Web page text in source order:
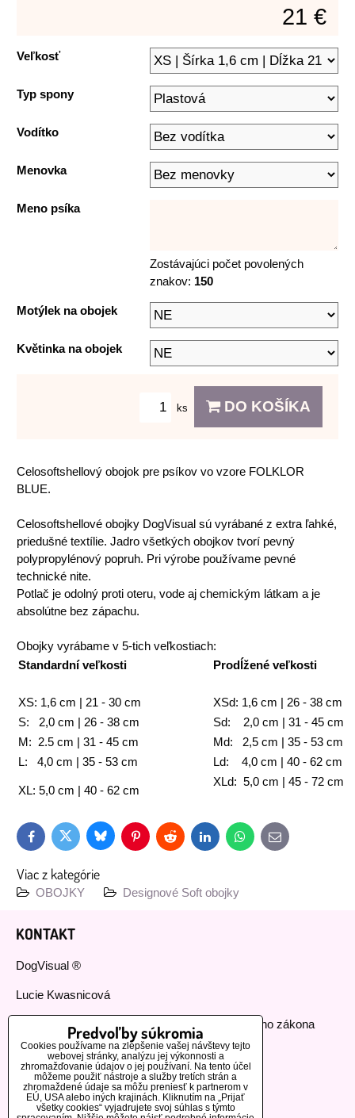
21 €
Veľkosť
Typ spony
Vodítko
Menovka
Meno psíka
Zostávajúci počet povolených
znakov: 150
Motýlek na obojek
Květinka na obojek
ks DO KOŠÍKA
Celosoftshellový obojok pre psíkov vo vzore FOLKLOR
BLUE.
Celosoftshellové obojky DogVisual sú vyrábané z extra ľahké,
priedušné textílie. Jadro všetkých obojkov tvorí pevný
polypropylénový popruh. Pri výrobe používame pevné
technické nite.
Potlač je odolný proti oteru, vode aj chemickým látkam a je
absolútne bez zápachu.
Obojky vyrábame v 5-tich veľkostiach:
Standardní veľkosti
Prodĺžené veľkosti
XS: 1,6 cm | 21 - 30 cm
XSd: 1,6 cm | 26 - 38 cm
S: 2,0 cm | 26 - 38 cm
Sd: 2,0 cm | 31 - 45 cm
M: 2.5 cm | 31 - 45 cm
Md: 2,5 cm | 35 - 53 cm
L: 4,0 cm | 35 - 53 cm
Ld: 4,0 cm | 40 - 62 cm
XL: 5,0 cm | 40 - 62 cm
XLd: 5,0 cm | 45 - 72 cm
FacebookTwitter BlueskyPinterestReddit LinkedInWhatsApp
E-
mail
Viac z kategórie
OBOJKY Designové Soft obojky
KONTAKT
DogVisual ®
Lucie Kwasnicová
Fyzická osoba podnikajúca podľa živnostenského zákona
IČ: 73112593
GSM:+420 776 440 464
Predvoľby súkromia
Cookies používame na zlepšenie vašej návštevy tejto
webovej stránky, analýzu jej výkonnosti a
zhromažďovanie údajov o jej používaní. Na tento účel
môžeme použiť nástroje a služby tretích strán a
zhromaždené údaje sa môžu preniesť k partnerom v
EÚ, USA alebo iných krajinách. Kliknutím na „Prijať
všetky cookies“ vyjadrujete svoj súhlas s týmto